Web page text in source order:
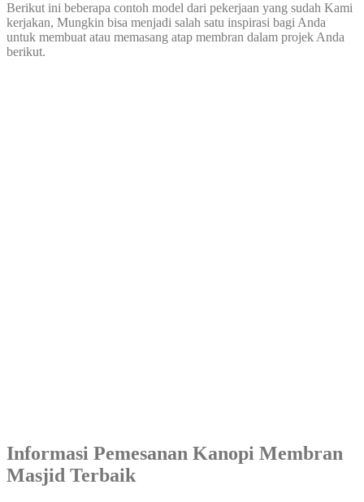
Berikut ini beberapa contoh model dari pekerjaan yang sudah Kami
kerjakan, Mungkin bisa menjadi salah satu inspirasi bagi Anda
untuk membuat atau memasang atap membran dalam projek Anda
berikut.
Informasi Pemesanan Kanopi Membran
Masjid Terbaik